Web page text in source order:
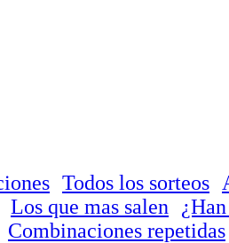
Todos los sorteos
Los que mas salen
Combinaciones repetidas